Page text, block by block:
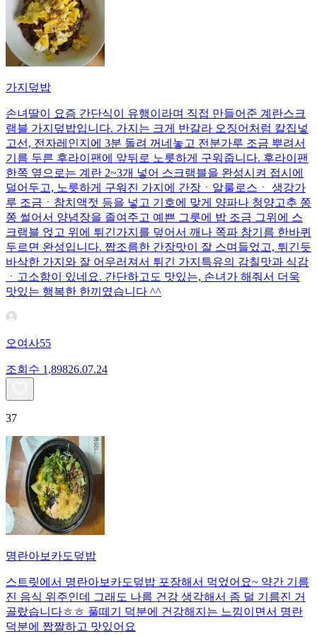
가지덮밥
손녀딸이 요즘 간단식이 유행이라며 직접 만들어준 계란스크
램블 가지덮밥입니다. 가지는 크게 반갈라 오징어처럼 칼집넣
고선, 전자레인지에 3분 돌려 꺼네놓고 전분가루 조금 뿌려서
기름 두른 후라이팬에 앞뒤로 노릇하게 구워줍니다. 후라이팬
한쪽 옆으로는 계란 2~3개 넣어 스크램블을 완성시켜 접시에
덜어두고, 노릇하게 구워진 가지에 간장ㆍ알룰로스ㆍ 생강가
루 조금ㆍ참치액젓 등을 넣고 기호에 맞게 양파나 청양고추 쫑
쫑 썰어서 양념장을 졸여주고 예쁜 그릇에 밥 조금 그위에 스
크램블 얹고 위에 튀긴가지를 덮어서 깨나 쪽파 참기름 한바퀴
두르면 완성입니다. 짭조름한 간장맛이 잘 스며들었고, 튀긴듯
바삭한 가지와 잘 어우러져서 튀긴 가지특유의 감칠맛과 식감
ㆍ고소함이 있네요. 간단하고도 맛있는, 손녀가 해줘서 더욱
맛있는 행복한 한끼였습니다 ^^
오여사55
조회수 1,89826.07.24
37
명란아보카도덮밥
스트릿에서 명란아보카도덮밥 포장해서 먹었어요~ 약간 기름
진 음식 위주인데 그래도 나름 건강 생각해서 좀 덜 기름진 거
골랐습니다ㅎㅎ 풀떼기 덕분에 건강해지는 느낌이면서 명란
덕분에 짭짤하고 맛있어요